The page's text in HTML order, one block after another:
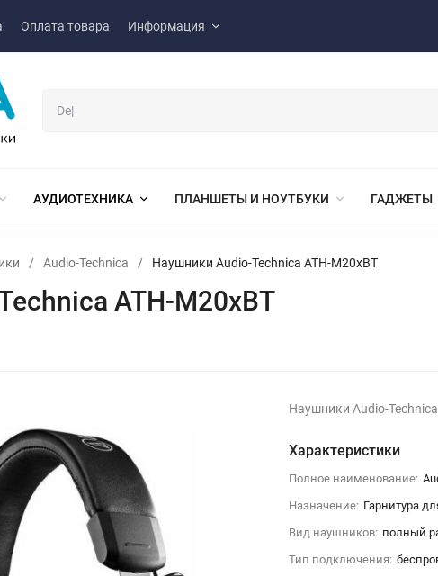
Оплата товара Информация
АУДИОТЕХНИКА ПЛАНШЕТЫ И НОУТБУКИ ГАДЖЕТЫ
/ Audio-Technica / Наушники Audio-Technica ATH-M20xBT
ATH-M20xBT
Наушники Audio-
Характеристики
Полное наименование:
Назначение: Гарнитура
Вид наушников: полный
Тип подключения: